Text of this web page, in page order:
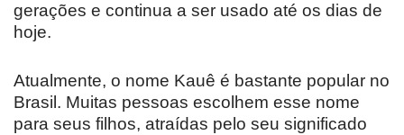
gerações e continua a ser usado até os dias de
hoje.
Atualmente, o nome Kauê é bastante popular no
Brasil. Muitas pessoas escolhem esse nome
para seus filhos, atraídas pelo seu significado